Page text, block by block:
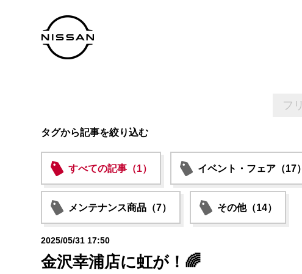
タグから記事を絞り込む
すべての記事（1） イベント・フェア（17）
メンテナンス商品（7） その他（14）
2025/05/31 17:50
金沢幸浦店に虹が！🌈